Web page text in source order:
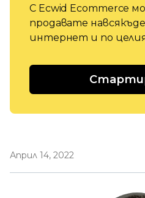
С Ecwid Ecommerce
продавате
интернет и по
Април 14, 2022